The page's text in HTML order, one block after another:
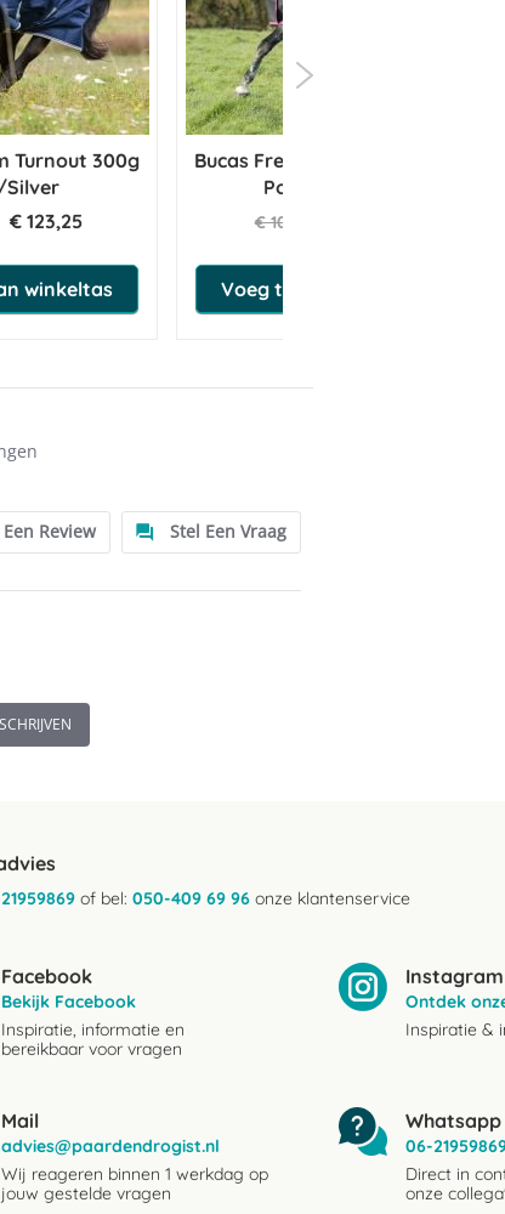
Turnout 300g
€ 123,25
winkeltas
Bucas Freedom Turnout 300g
Pony Charcoal
€ 109,00
Voeg toe aan winkeltas
Review
Stel Een Vraag
of bel: 050-409 69 96 onze klantenservice
Facebook
Bekijk Facebook
Inspiratie, informatie en
bereikbaar voor vragen
Instagram
Ontdek
Inspiratie &
Mail
advies@paardendrogist.nl
Wij reageren binnen 1 werkdag op
jouw gestelde vragen
Whatsapp
06-
Direct in
onze